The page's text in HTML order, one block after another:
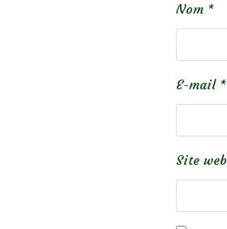
Nom *
E-mail *
Site web